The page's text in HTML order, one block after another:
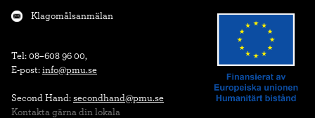
Klagomålsanmälan
Tel: 08–608 96 00,
E-post: info@pmu.se
Second Hand: secondhand@pmu.se
Kontakta gärna din lokala